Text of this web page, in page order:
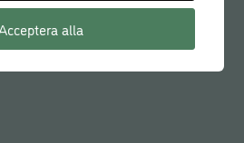
alla